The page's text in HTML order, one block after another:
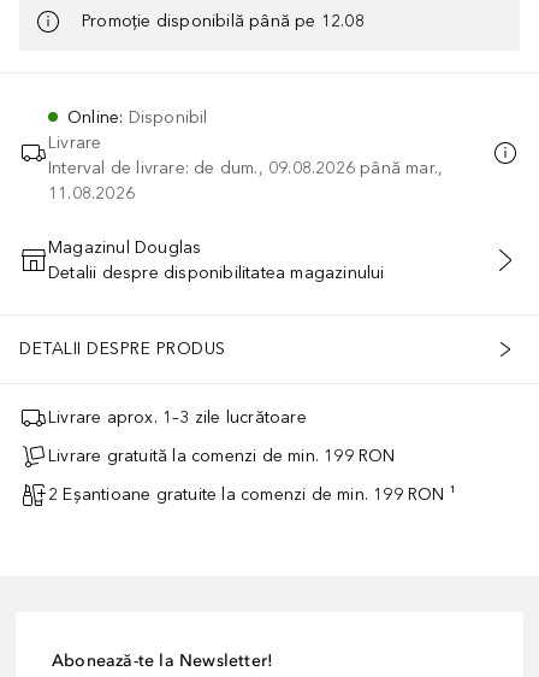
Promoție disponibilă până pe 12.08
Online: Disponibil
Livrare
Interval de livrare: de dum., 09.08.2026 până mar.,
11.08.2026
ADĂUGAȚI ÎN COŞ
Magazinul Douglas
Detalii despre disponibilitatea magazinului
DETALII DESPRE PRODUS
Livrare aprox. 1–3 zile lucrătoare
Livrare gratuită la comenzi de min. 199 RON
2 Eșantioane gratuite la comenzi de min. 199 RON ¹
Abonează-te la Newsletter!